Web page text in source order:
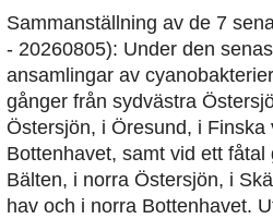
Sammanställning av de 7
- 20260805): Under den
ansamlingar av
gånger från sydvästra
Östersjön, i Öresund, i Finska
Bottenhavet, samt vid ett fåtal
Bälten, i norra Östersjön, i
hav och i norra Bottenhavet.